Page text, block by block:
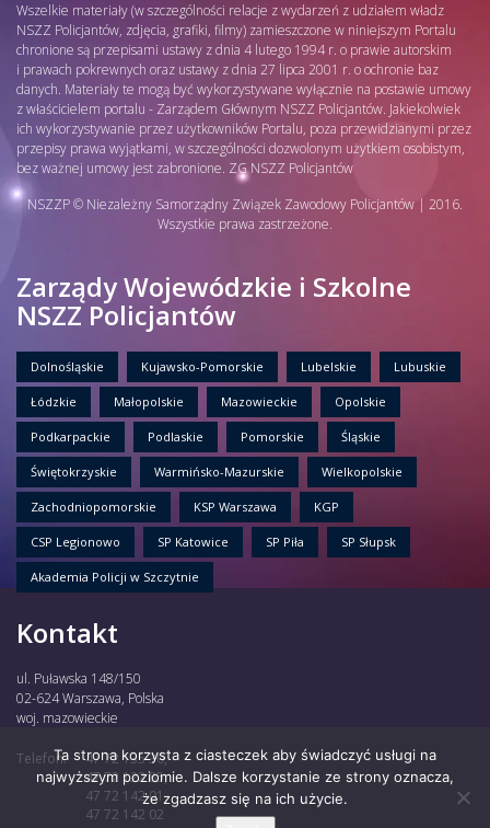
Wszelkie materiały (w szczególności relacje z wydarzeń z udziałem władz
NSZZ Policjantów, zdjęcia, grafiki, filmy) zamieszczone w niniejszym Portalu
chronione są przepisami ustawy z dnia 4 lutego 1994 r. o prawie autorskim
i prawach pokrewnych oraz ustawy z dnia 27 lipca 2001 r. o ochronie baz
danych. Materiały te mogą być wykorzystywane wyłącznie na postawie umowy
z właścicielem portalu - Zarządem Głównym NSZZ Policjantów. Jakiekolwiek
ich wykorzystywanie przez użytkowników Portalu, poza przewidzianymi przez
przepisy prawa wyjątkami, w szczególności dozwolonym użytkiem osobistym,
bez ważnej umowy jest zabronione. ZG NSZZ Policjantów
NSZZP © Niezależny Samorządny Związek Zawodowy Policjantów | 2016.
Wszystkie prawa zastrzeżone.
Zarządy Wojewódzkie i Szkolne
NSZZ Policjantów
Dolnośląskie Kujawsko-Pomorskie Lubelskie Lubuskie
Łódzkie Małopolskie Mazowieckie Opolskie
Podkarpackie Podlaskie Pomorskie Śląskie
Świętokrzyskie Warmińsko-Mazurskie Wielkopolskie
Zachodniopomorskie KSP Warszawa KGP
CSP Legionowo SP Katowice SP Piła SP Słupsk
Akademia Policji w Szczytnie
Kontakt
ul. Puławska 148/150
02-624 Warszawa, Polska
woj. mazowieckie
Telefon:
47 72 135 30,
47 72 122 85,
47 72 142 01,
47 72 142 02
Ta strona korzysta z ciasteczek aby świadczyć usługi na
najwyższym poziomie. Dalsze korzystanie ze strony oznacza,
że zgadzasz się na ich użycie.